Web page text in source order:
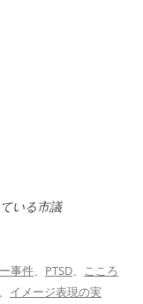
いる市議
事件、 PTSD、 こころ
、 イメージ表現の実